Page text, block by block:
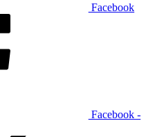
Facebook
Facebook -